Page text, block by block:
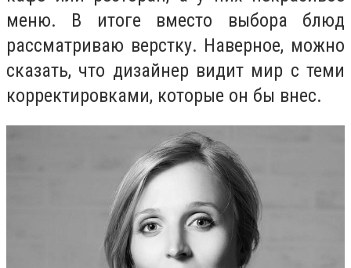
меню. В итоге вместо выбора блюд
рассматриваю верстку. Наверное, можно
сказать, что дизайнер видит мир с теми
корректировками, которые он бы внес.